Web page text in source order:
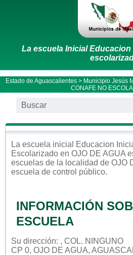
La escuela Inicial
Estado de Aguascalientes> Municipio Jesús
CONAFE NO
La escuela inicial
Educacion
Escolarizado en OJO DE AGUA
escuelas de la localidad de OJO
escuela de control público.
INFORMACIÓN
ESCUELA
Su dirección: , COL. NINGUNO
CP 0, OJO DE AGUA,